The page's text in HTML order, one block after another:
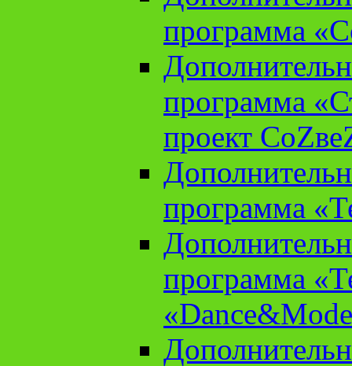
программа
программа
проект
программа
программа